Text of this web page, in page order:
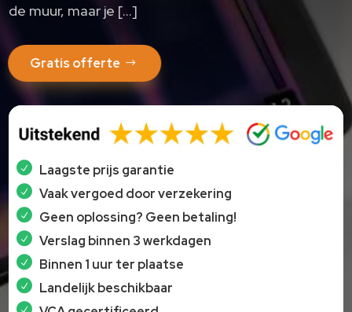
de muur, maar je […]
Gratis offerte
Laagste prijs garantie
Vaak vergoed door verzekering
Geen oplossing? Geen betaling!
Verslag binnen 3 werkdagen
Binnen 1 uur ter plaatse
Landelijk beschikbaar